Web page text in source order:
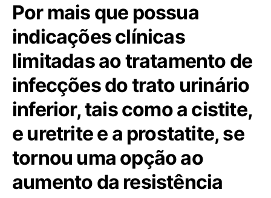
Por mais que possua
indicações clínicas
limitadas ao tratamento de
infecções do trato urinário
inferior, tais como a cistite,
e uretrite e a prostatite, se
tornou uma opção ao
aumento da resistência